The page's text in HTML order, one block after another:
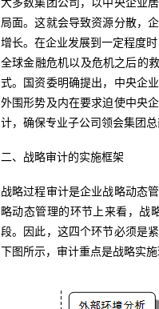
局面。这就会导致资源分散，
增长。在企业发展到一定程度
全球金融危机以及危机之后的
式。国资委明确提出，中央企
外围形势及内在要求迫使中央
计，确保专业子公司领会集团
二、战略审计的实施框架
战略过程审计是企业战略动态
略动态管理的环节上来看，战
段。因此，这四个环节必须是
下图所示，审计重点是战略实